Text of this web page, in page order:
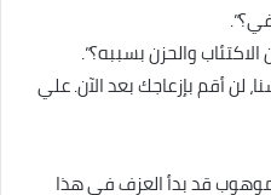
والحزن بسببه؟”.
لن أقم بإزعاجك بعد الآن. علي
قد بدأ العزف في هذا